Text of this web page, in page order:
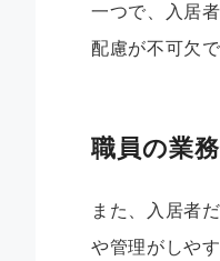
一つで、入居
配慮が不可欠で
職員の業
また、入居者
や管理がしや